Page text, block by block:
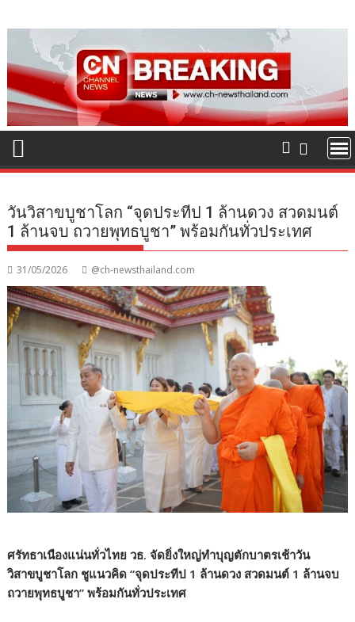
to
content
วันวิสาขบูชาโลก “จุดประทีป 1 ล้านดวง สวดมนต์
1 ล้านจบ ถวายพุทธบูชา” พร้อมกันทั่วประเทศ
31/05/2026 @ch-newsthailand.com
ศรัทธาเนืองแน่นทั่วไทย วธ. จัดยิ่งใหญ่ทำบุญตักบาตรเช้าวัน
วิสาขบูชาโลก ชูแนวคิด “จุดประทีป 1 ล้านดวง สวดมนต์ 1 ล้านจบ
ถวายพุทธบูชา” พร้อมกันทั่วประเทศ